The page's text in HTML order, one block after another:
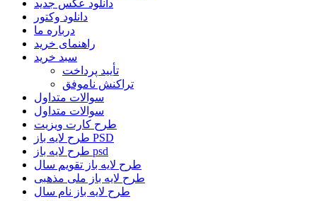
دانلود عکس جدید
دانلود وکتور
درباره ما
راهنمای خرید
سبد خرید
تأیید پرداخت
تراکنش ناموفق
سوالات متداول
سوالات متداول
طرح کارت ویزیت
طرح لایه باز PSD
طرح لایه باز psd
طرح لایه باز تقویم سال
طرح لایه باز ملی مذهبی
طرح لایه باز نام سال